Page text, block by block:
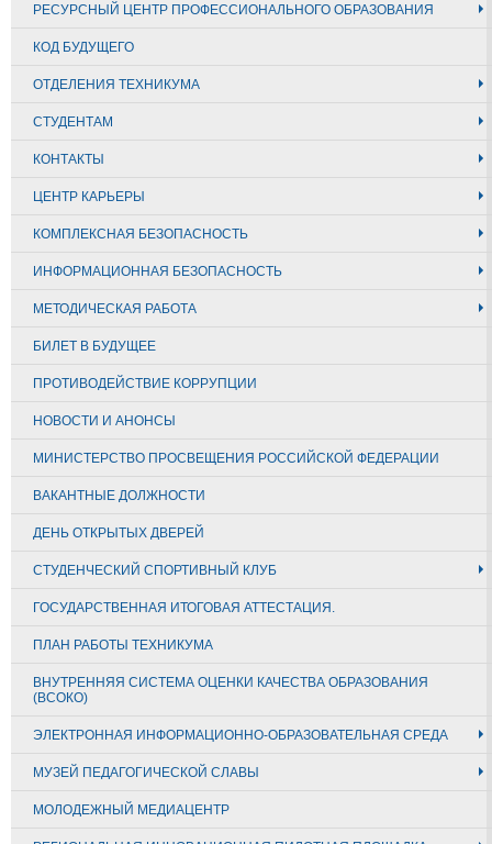
РЕСУРСНЫЙ ЦЕНТР ПРОФЕССИОНАЛЬНОГО ОБРАЗОВАНИЯ
КОД БУДУЩЕГО
ОТДЕЛЕНИЯ ТЕХНИКУМА
СТУДЕНТАМ
КОНТАКТЫ
ЦЕНТР КАРЬЕРЫ
КОМПЛЕКСНАЯ БЕЗОПАСНОСТЬ
ИНФОРМАЦИОННАЯ БЕЗОПАСНОСТЬ
МЕТОДИЧЕСКАЯ РАБОТА
БИЛЕТ В БУДУЩЕЕ
ПРОТИВОДЕЙСТВИЕ КОРРУПЦИИ
НОВОСТИ И АНОНСЫ
МИНИСТЕРСТВО ПРОСВЕЩЕНИЯ РОССИЙСКОЙ ФЕДЕРАЦИИ
ВАКАНТНЫЕ ДОЛЖНОСТИ
ДЕНЬ ОТКРЫТЫХ ДВЕРЕЙ
СТУДЕНЧЕСКИЙ СПОРТИВНЫЙ КЛУБ
ГОСУДАРСТВЕННАЯ ИТОГОВАЯ АТТЕСТАЦИЯ.
ПЛАН РАБОТЫ ТЕХНИКУМА
ВНУТРЕННЯЯ СИСТЕМА ОЦЕНКИ КАЧЕСТВА ОБРАЗОВАНИЯ
(ВСОКО)
ЭЛЕКТРОННАЯ ИНФОРМАЦИОННО-ОБРАЗОВАТЕЛЬНАЯ СРЕДА
МУЗЕЙ ПЕДАГОГИЧЕСКОЙ СЛАВЫ
МОЛОДЕЖНЫЙ МЕДИАЦЕНТР